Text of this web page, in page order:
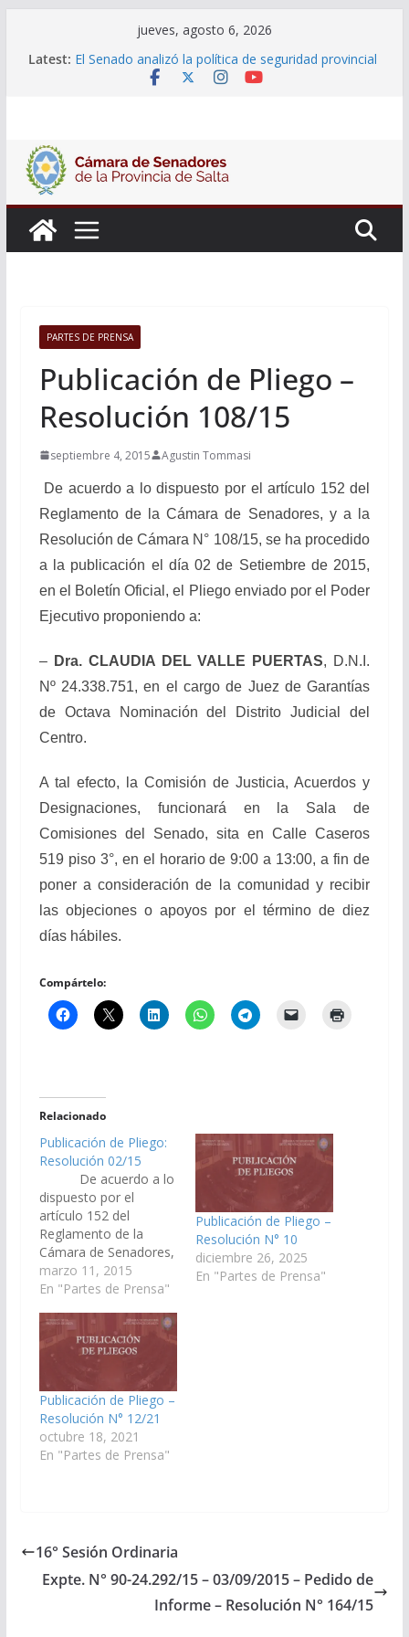
jueves, agosto 6, 2026
Latest: El Senado analizó la política de seguridad provincial
y propuso articular una mesa de trabajo con la
escuchar a la ciudadanía sobre las postulaciones a
la Auditoría General
06 de Agosto 2026
PARTES DE PRENSA
Publicación de Pliego –
Resolución 108/15
septiembre 4, 2015 Agustin Tommasi
De acuerdo a lo dispuesto por el artículo 152 del
Reglamento de la Cámara de Senadores, y a la
Resolución de Cámara N° 108/15, se ha procedido
a la publicación el día 02 de Setiembre de 2015,
en el Boletín Oficial, el Pliego enviado por el Poder
Ejecutivo proponiendo a:
– Dra. CLAUDIA DEL VALLE PUERTAS, D.N.I.
Nº 24.338.751, en el cargo de Juez de Garantías
de Octava Nominación del Distrito Judicial del
Centro.
A tal efecto, la Comisión de Justicia, Acuerdos y
Designaciones, funcionará en la Sala de
Comisiones del Senado, sita en Calle Caseros
519 piso 3°, en el horario de 9:00 a 13:00, a fin de
poner a consideración de la comunidad y recibir
las objeciones o apoyos por el término de diez
días hábiles.
Compártelo:
Relacionado
Publicación de Pliego:
Resolución 02/15
De acuerdo a lo
dispuesto por el
artículo 152 del
Reglamento de la
Cámara de Senadores,
y a la Resolución de
Cámara N° 02/15, se
publicación el día 11 de
marzo de 2015, en el
Boletín Oficial, del
Pliego enviado por el
Poder Ejecutivo
proponiendo…
marzo 11, 2015
En "Partes de Prensa"
Publicación de Pliego –
Resolución N° 10
diciembre 26, 2025
En "Partes de Prensa"
Publicación de Pliego –
Resolución N° 12/21
octubre 18, 2021
En "Partes de Prensa"
16° Sesión Ordinaria
Expte. N° 90-24.292/15 – 03/09/2015 – Pedido de
Informe – Resolución N° 164/15